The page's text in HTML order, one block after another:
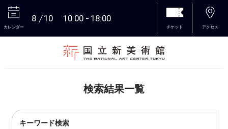
カレンダー
8 10 10:00 18:00
チケット アクセス
検索結果一覧
キーワード検索